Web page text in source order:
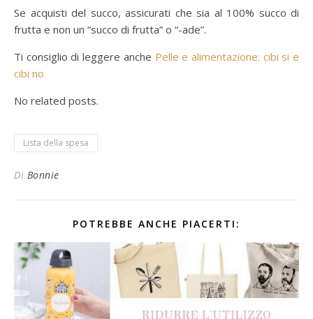
Se acquisti del succo, assicurati che sia al 100% succo di
frutta e non un “succo di frutta” o “-ade”.
Ti consiglio di leggere anche Pelle e alimentazione: cibi si e
cibi no
No related posts.
Lista della spesa
Di Bonnie
POTREBBE ANCHE PIACERTI: